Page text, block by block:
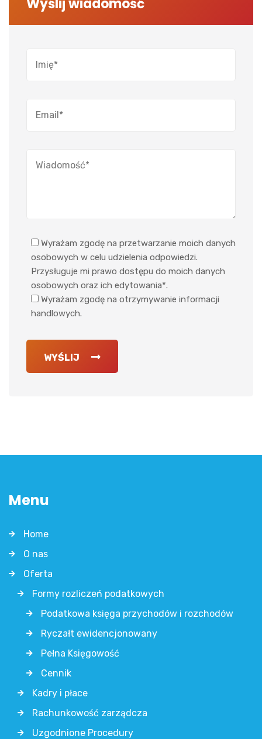
Wyślij wiadomość
Wyrażam zgodę na przetwarzanie moich danych
osobowych w celu udzielenia odpowiedzi.
Przysługuje mi prawo dostępu do moich danych
osobowych oraz ich edytowania*.
Wyrażam zgodę na otrzymywanie informacji
handlowych.
WYŚLIJ
Menu
Home
O nas
Oferta
Formy rozliczeń podatkowych
Podatkowa księga przychodów i rozchodów
Ryczałt ewidencjonowany
Pełna Księgowość
Cennik
Kadry i płace
Rachunkowość zarządcza
Uzgodnione Procedury